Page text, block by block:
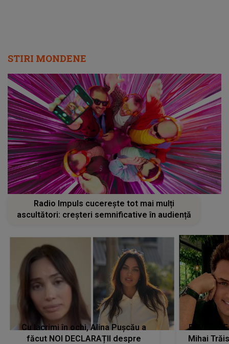
STIRI MONDENE
Radio Impuls cucerește tot mai mulți
ascultători: creșteri semnificative în audiență
Cu lacrimi în ochi, Alina Pușcău a
făcut NOI DECLARAȚII despre
Mihai